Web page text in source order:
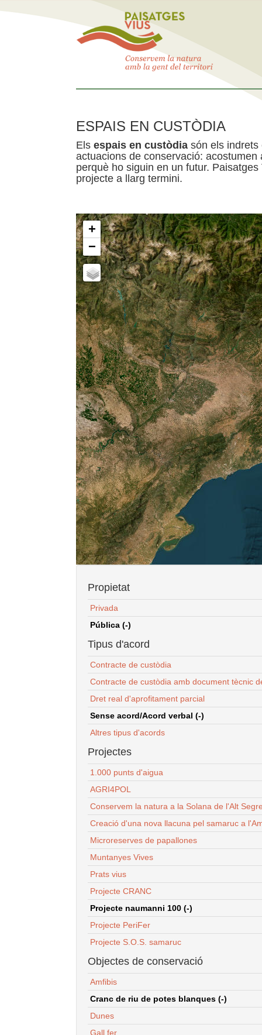
ESPAIS EN CUSTÒDIA
Els espais en custòdia són els indrets
actuacions de conservació:
perquè ho siguin en un futur.
projecte a llarg termini.
+
−
Propietat
Privada
Pública (-)
Tipus d'acord
Contracte de custòdia
Contracte de custòdia amb document tècnic
Dret real d'aprofitament parcial
Sense acord/Acord verbal (-)
Altres tipus d'acords
Projectes
1.000 punts d'aigua
AGRI4POL
Conservem la natura a la Solana de l'Alt
Creació d'una nova llacuna pel samaruc a
Microreserves de papallones
Muntanyes Vives
Prats vius
Projecte CRANC
Projecte naumanni 100 (-)
Projecte PeriFer
Projecte S.O.S. samaruc
Objectes de conservació
Amfibis
Cranc de riu de potes blanques (-)
Dunes
Gall fer